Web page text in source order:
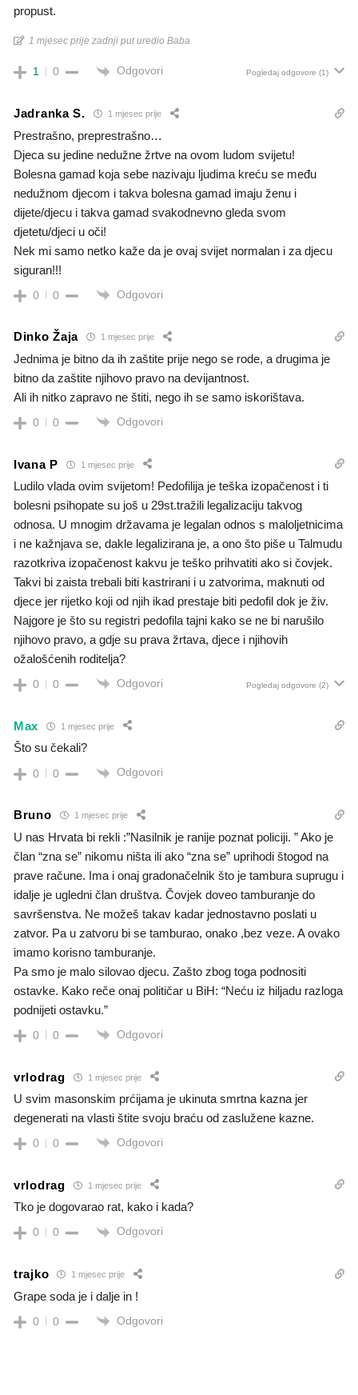
propust.
1 mjesec prije zadnji put uredio Baba
1 0 Odgovori Pogledaj odgovore (1)
Jadranka S. 1 mjesec prije
Prestrašno, preprestrašno…
Djeca su jedine nedužne žrtve na ovom ludom svijetu!
Bolesna gamad koja sebe nazivaju ljudima kreću se među
nedužnom djecom i takva bolesna gamad imaju ženu i
dijete/djecu i takva gamad svakodnevno gleda svom
djetetu/djeci u oči!
Nek mi samo netko kaže da je ovaj svijet normalan i za djecu
siguran!!!
0 0 Odgovori
Dinko Žaja 1 mjesec prije
Jednima je bitno da ih zaštite prije nego se rode, a drugima je
bitno da zaštite njihovo pravo na devijantnost.
Ali ih nitko zapravo ne štiti, nego ih se samo iskorištava.
0 0 Odgovori
Ivana P 1 mjesec prije
Ludilo vlada ovim svijetom! Pedofilija je teška izopačenost i ti
bolesni psihopate su još u 29st.tražili legalizaciju takvog
odnosa. U mnogim državama je legalan odnos s maloljetnicima
i ne kažnjava se, dakle legalizirana je, a ono što piše u Talmudu
razotkriva izopačenost kakvu je teško prihvatiti ako si čovjek.
Takvi bi zaista trebali biti kastrirani i u zatvorima, maknuti od
djece jer rijetko koji od njih ikad prestaje biti pedofil dok je živ.
Najgore je što su registri pedofila tajni kako se ne bi narušilo
njihovo pravo, a gdje su prava žrtava, djece i njihovih
ožalošćenih roditelja?
0 0 Odgovori Pogledaj odgovore (2)
Max 1 mjesec prije
Što su čekali?
0 0 Odgovori
Bruno 1 mjesec prije
U nas Hrvata bi rekli :”Nasilnik je ranije poznat policiji. ” Ako je
član “zna se” nikomu ništa ili ako “zna se” uprihodi štogod na
prave račune. Ima i onaj gradonačelnik što je tambura suprugu i
idalje je ugledni član društva. Čovjek doveo tamburanje do
savršenstva. Ne možeš takav kadar jednostavno poslati u
zatvor. Pa u zatvoru bi se tamburao, onako ,bez veze. A ovako
imamo korisno tamburanje.
Pa smo je malo silovao djecu. Zašto zbog toga podnositi
ostavke. Kako reče onaj političar u BiH: “Neću iz hiljadu razloga
podnijeti ostavku.”
0 0 Odgovori
vrlodrag 1 mjesec prije
U svim masonskim prćijama je ukinuta smrtna kazna jer
degenerati na vlasti štite svoju braću od zaslužene kazne.
0 0 Odgovori
vrlodrag 1 mjesec prije
Tko je dogovarao rat, kako i kada?
0 0 Odgovori
trajko 1 mjesec prije
Grape soda je i dalje in !
0 0 Odgovori